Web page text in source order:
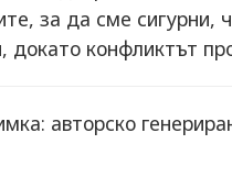
за да сме сигурни,
докато конфликтът
авторско